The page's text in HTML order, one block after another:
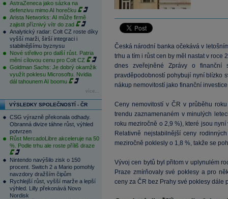
AstraZeneca jako sázka na
defenzivu mimo AI horečku
Arista Networks: AI může firmě
zajistit příznivý vítr do zad
Analytický radar: Colt CZ roste díky
vyšší marži, širší integraci i
stabilnějšímu byznysu
Nové střelivo pro další růst. Patria
mění cílovou cenu pro Colt CZ
Goldman Sachs: Je dobrý okamžik
využít poklesu Microsoftu. Nvidia
dál tahounem AI boomu
více...
VÝSLEDKY SPOLEČNOSTÍ - ČR
CSG výrazně překonala odhady.
Obranná divize táhne růst, výhled
potvrzen
Růst MercadoLibre akceleruje na 50
%. Podle trhu ale roste příliš draze
Nintendo navýšilo zisk o 150
procent. Switch 2 a Mario pomohly
navzdory dražším čipům
Rychlejší růst, vyšší marže a lepší
výhled. Lilly překonává Novo
Nordisk
Česká národní banka očekává v
trhu a tím i růst cen by měl nastat v roce
dnes zveřejněné Zprávy o
pravděpodobností pohybují nyní blízko
nákup nemovitostí jako finanční
Ceny nemovitostí v ČR v průběhu
trendu zaznamenaném v minulých
roku meziročně o 2,9 %), které jsou
Relativně nejstabilnější ceny
meziročně poklesly o 1,8 %, takže se
Vývoj cen bytů byl přitom v uplynulém
Praze zmírňovaly své poklesy a pro
ceny za ČR bez Prahy své poklesy dále